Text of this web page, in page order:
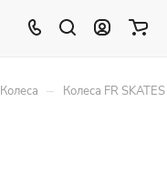
Колеса – Колеса FR